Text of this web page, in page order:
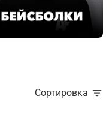
Сортировка